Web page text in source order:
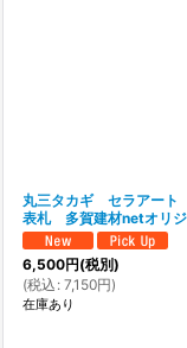
丸三タカギ セラアー
表札 多賀建材netオリ
6,500円(税別)
(税込 : 7,150円)
在庫あり